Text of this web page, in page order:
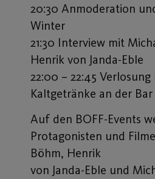
20:30 Anmoderation
Winter
21:30 Interview mit
Henrik von Janda-Eble
22:00 – 22:45
Kaltgetränke an der Bar
Auf den BOFF-Events
Protagonisten und
Böhm, Henrik
von Janda-Eble und